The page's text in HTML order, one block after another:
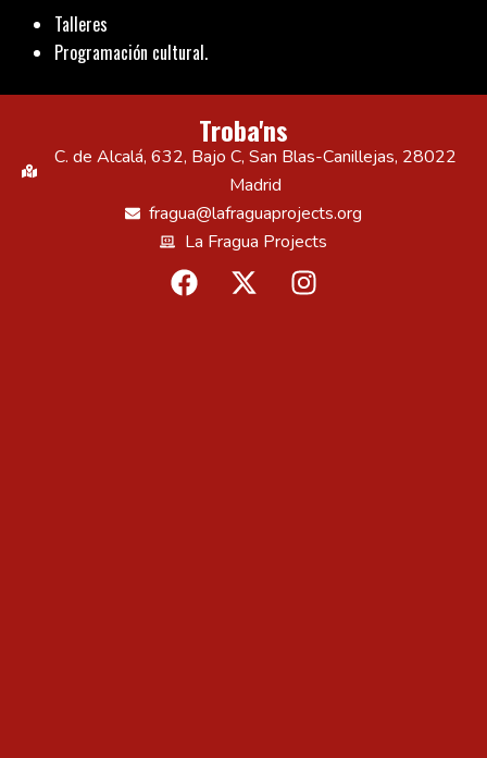
Talleres
Programación cultural.
Troba'ns
C. de Alcalá, 632, Bajo C, San Blas-Canillejas, 28022
Madrid
fragua@lafraguaprojects.org
La Fragua Projects